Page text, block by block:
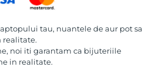
tau, nuantele de aur pot sa
realitate.
noi iti garantam ca bijuteriile
in realitate.